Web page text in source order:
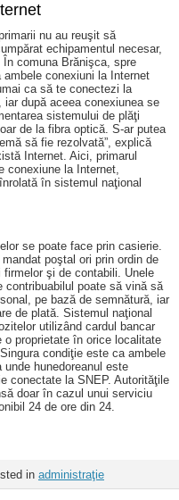
nu au reuşit să
echipamentul necesar,
comuna Brănişca, spre
conexiuni la Internet
ca să te conectezi la
iar după aceea conexiunea se
sistemului de plăţi
de la fibra optică. S-ar putea
să fie rezolvată”, explică
Internet. Aici, primarul
conexiune la Internet,
în sistemul naţional
se poate face prin casierie.
poştal ori prin ordin de
şi de contabili. Unele
contribuabilul poate să vină să
pe bază de semnătură, iar
de plată. Sistemul naţional
utilizând cardul bancar
o proprietate în orice localitate
condiţie este ca ambele
hunedoreanul este
conectate la SNEP. Autorităţile
doar în cazul unui serviciu
24 de ore din 24.
in administraţie